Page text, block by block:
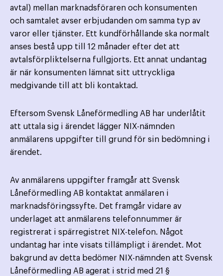
avtal) mellan marknads­föraren och konsumenten
och samtalet avser erbjudanden om samma typ av
varor eller tjänster. Ett kund­förhållande ska normalt
anses bestå upp till 12 månader efter det att
avtalsförpliktelserna fullgjorts. Ett annat undantag
är när konsumenten lämnat sitt uttryckliga
medgivande till att bli kontaktad.
Eftersom Svensk Låneförmedling AB har underlåtit
att uttala sig i ärendet lägger NIX-nämnden
anmälarens uppgifter till grund för sin bedömning i
ärendet.
Av anmälarens uppgifter framgår att Svensk
Låneförmedling AB kontaktat anmälaren i
marknadsföringssyfte. Det framgår vidare av
underlaget att anmälarens telefonnummer är
registrerat i spärregistret NIX-telefon. Något
undantag har inte visats tillämpligt i ärendet. Mot
bakgrund av detta bedömer NIX-nämnden att Svensk
Låneförmedling AB agerat i strid med 21 §